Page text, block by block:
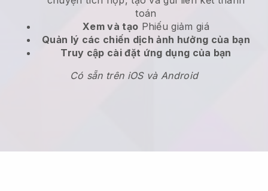
toán
Xem và tạo Phiếu giảm giá
Quản lý các chiến dịch ảnh hưởng của bạn
Truy cập cài đặt ứng dụng của bạn
Có sẵn trên iOS và Android